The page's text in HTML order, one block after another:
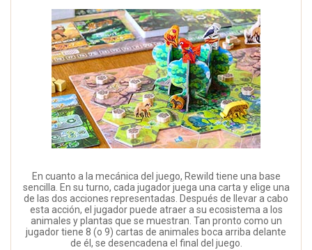
En cuanto a la mecánica del juego, Rewild tiene una base
sencilla. En su turno, cada jugador juega una carta y elige una
de las dos acciones representadas. Después de llevar a cabo
esta acción, el jugador puede atraer a su ecosistema a los
animales y plantas que se muestran. Tan pronto como un
jugador tiene 8 (o 9) cartas de animales boca arriba delante
de él, se desencadena el final del juego.